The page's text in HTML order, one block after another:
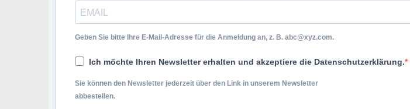
Geben Sie bitte Ihre E-Mail-Adresse für die Anmeldung an, z. B. abc@xyz.com.
Ich möchte Ihren Newsletter erhalten und akzeptiere die Datenschutzerklärung.
Sie können den Newsletter jederzeit über den Link in unserem Newsletter
abbestellen.